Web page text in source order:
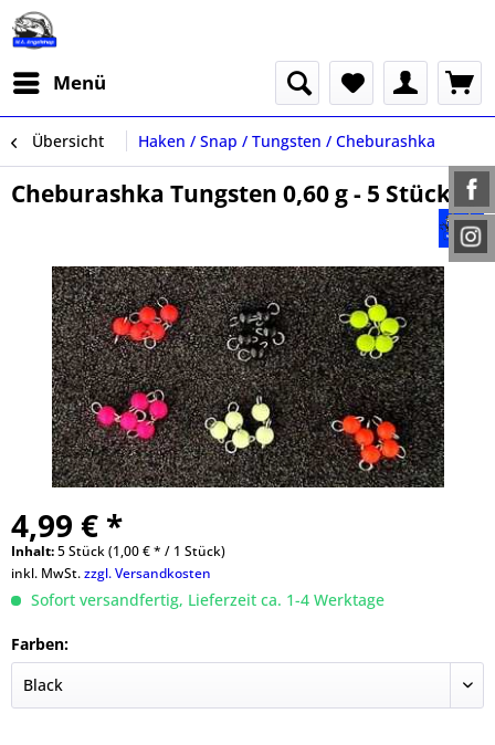
Menü
Übersicht Haken / Snap / Tungsten / Cheburashka
Cheburashka Tungsten 0,60 g - 5 Stück
4,99 € *
Inhalt:5 Stück (1,00 € * / 1 Stück)
inkl. MwSt.zzgl. Versandkosten
Sofort versandfertig, Lieferzeit ca. 1-4 Werktage
Farben: